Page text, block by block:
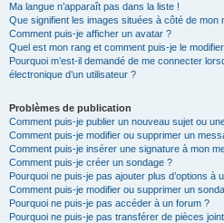
Ma langue n’apparaît pas dans la liste !
Que signifient les images situées à côté de mon
Comment puis-je afficher un avatar ?
Quel est mon rang et comment puis-je le
Pourquoi m’est-il demandé de me connecter
électronique d’un utilisateur ?
Problèmes de publication
Comment puis-je publier un nouveau sujet ou
Comment puis-je modifier ou supprimer un
Comment puis-je insérer une signature à mon
Comment puis-je créer un sondage ?
Pourquoi ne puis-je pas ajouter plus d’options à
Comment puis-je modifier ou supprimer un
Pourquoi ne puis-je pas accéder à un forum ?
Pourquoi ne puis-je pas transférer de pièces